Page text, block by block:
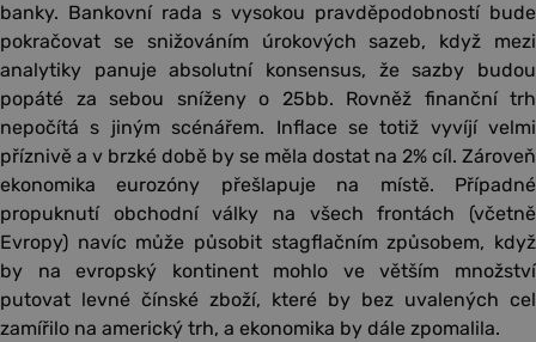
banky. Bankovní rada s vysokou pravděpodobností bude
pokračovat se snižováním úrokových sazeb, když mezi
analytiky panuje absolutní konsensus, že sazby budou
popáté za sebou sníženy o 25bb. Rovněž finanční trh
nepočítá s jiným scénářem. Inflace se totiž vyvíjí velmi
příznivě a v brzké době by se měla dostat na 2% cíl. Zároveň
ekonomika eurozóny přešlapuje na místě. Případné
propuknutí obchodní války na všech frontách (včetně
Evropy) navíc může působit stagflačním způsobem, když
by na evropský kontinent mohlo ve větším množství
putovat levné čínské zboží, které by bez uvalených cel
zamířilo na americký trh, a ekonomika by dále zpomalila.